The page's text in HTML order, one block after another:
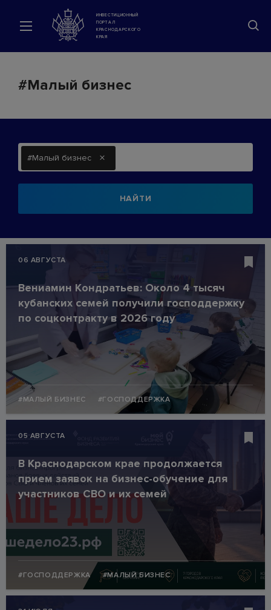
ИНВЕСТИЦИОННЫЙ
ПОРТАЛ
КРАСНОДАРСКОГО
КРАЯ
#Малый бизнес
×
#Малый бизнес
НАЙТИ
06 АВГУСТА
Вениамин Кондратьев: Около 4 тысяч
кубанских семей получили господдержку
по соцконтракту в 2026 году
#МАЛЫЙ БИЗНЕС #ГОСПОДДЕРЖКА
05 АВГУСТА
В Краснодарском крае продолжается
прием заявок на бизнес-обучение для
участников СВО и их семей
#ГОСПОДДЕРЖКА #МАЛЫЙ БИЗНЕС